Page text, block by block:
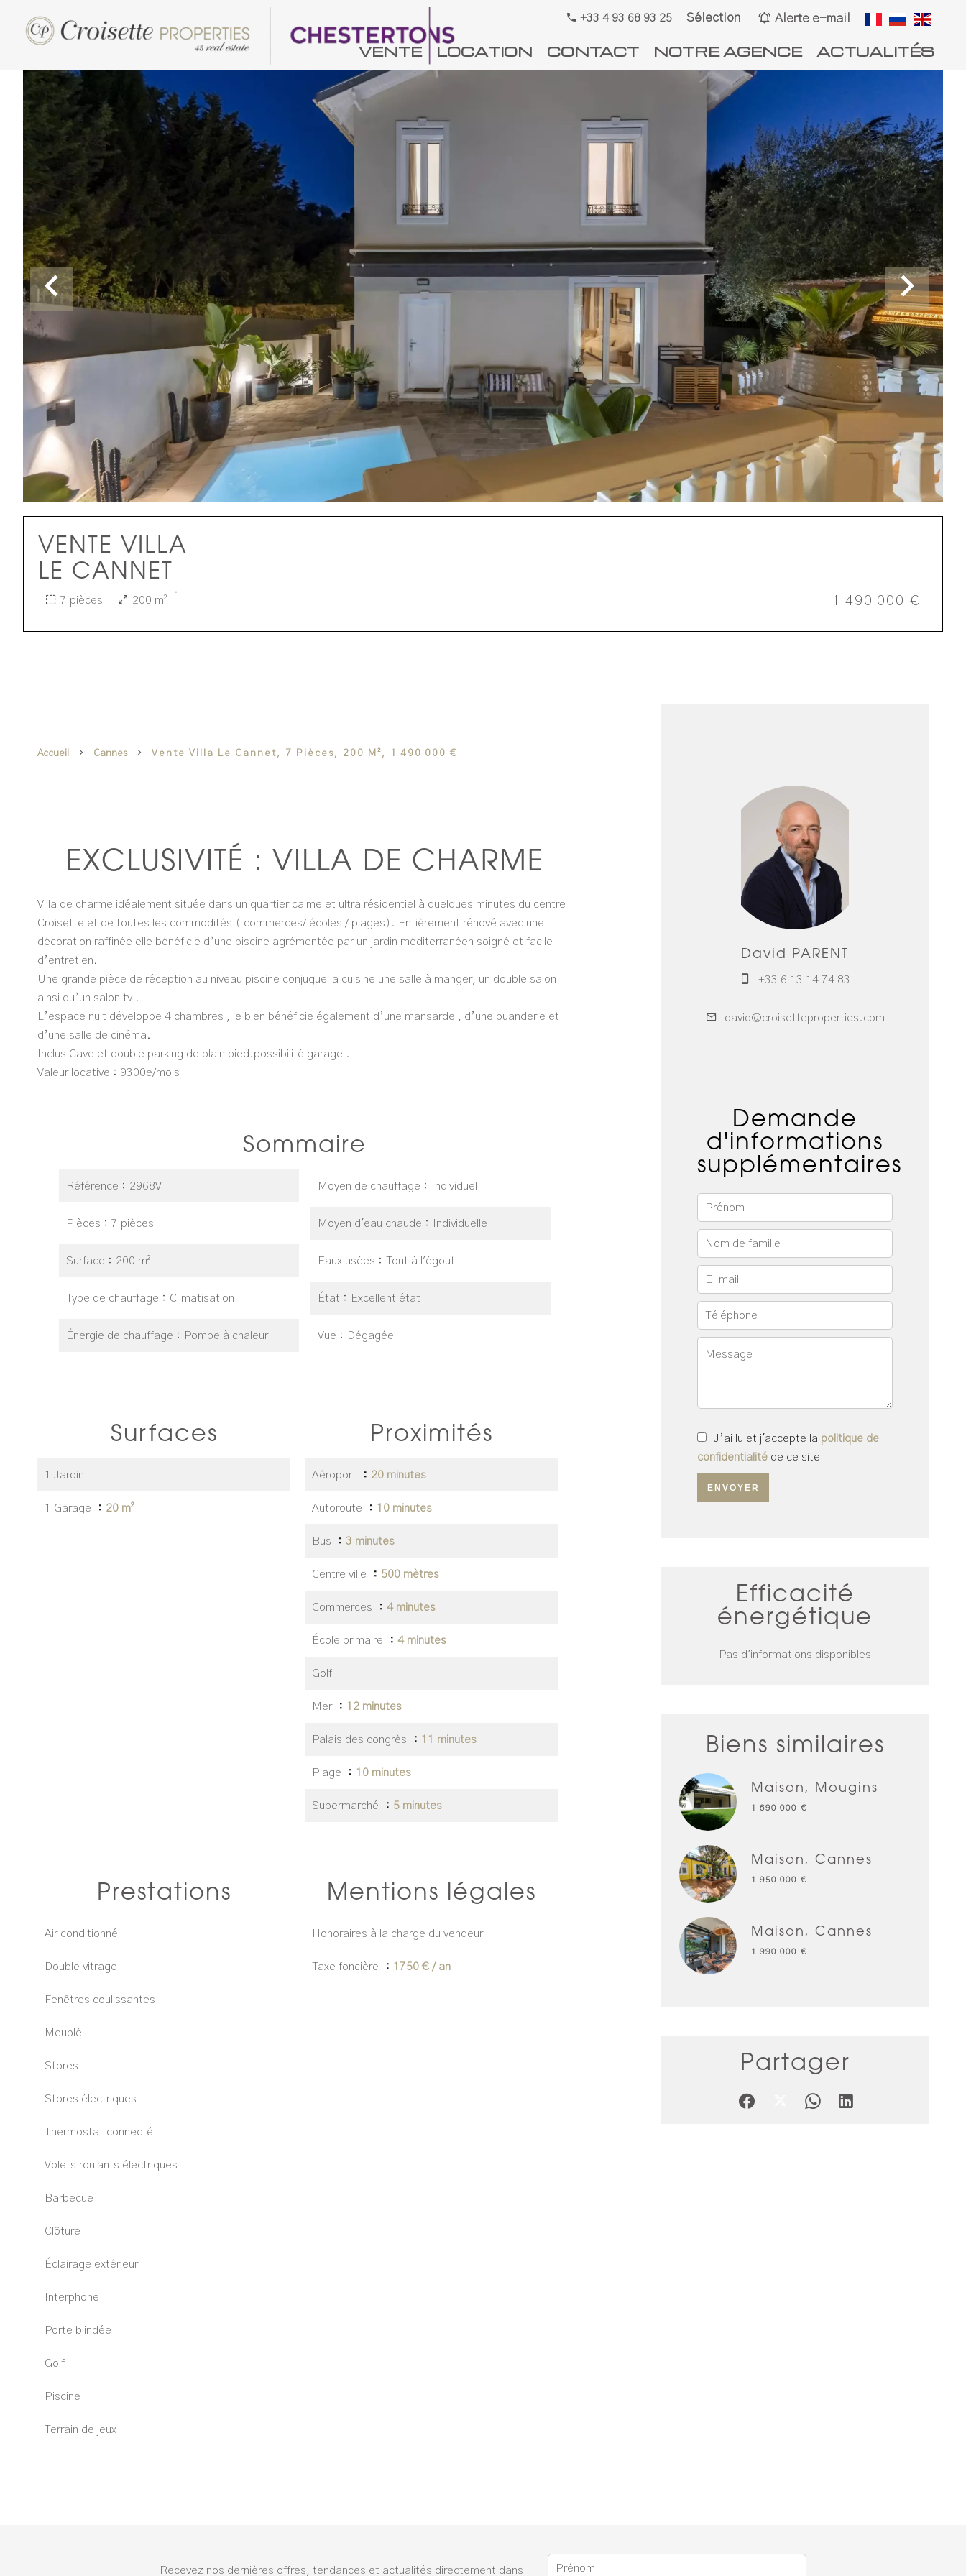
+33 4 93 68 93 25 Sélection Alerte e-mail
VENTE LOCATION CONTACT NOTRE AGENCE ACTUALITÉS
VENTE VILLA
LE CANNET
7 pièces 200 m² 1 490 000 €
·
Accueil Cannes Vente Villa Le Cannet, 7 Pièces, 200 M², 1 490 000 €
EXCLUSIVITÉ : VILLA DE CHARME
Villa de charme idéalement située dans un quartier calme et ultra résidentiel à quelques minutes du centre
Croisette et de toutes les commodités ( commerces/ écoles / plages). Entièrement rénové avec une
décoration raffinée elle bénéficie d’une piscine agrémentée par un jardin méditerranéen soigné et facile
d’entretien.
Une grande pièce de réception au niveau piscine conjugue la cuisine une salle à manger, un double salon
ainsi qu’un salon tv .
L’espace nuit développe 4 chambres , le bien bénéficie également d’une mansarde , d’une buanderie et
d’une salle de cinéma.
Inclus Cave et double parking de plain pied.possibilité garage .
Valeur locative : 9300e/mois
Sommaire
Référence 2968V
Pièces 7 pièces
Surface 200 m²
Type de chauffage Climatisation
Énergie de chauffage Pompe à chaleur
Moyen de chauffage Individuel
Moyen d'eau chaude Individuelle
Eaux usées Tout à l'égout
État Excellent état
Vue Dégagée
Surfaces
1 Jardin
1 Garage 20 m²
Proximités
Aéroport 20 minutes
Autoroute 10 minutes
Bus 3 minutes
Centre ville 500 mètres
Commerces 4 minutes
École primaire 4 minutes
Golf
Mer 12 minutes
Palais des congrès 11 minutes
Plage 10 minutes
Supermarché 5 minutes
Prestations
Air conditionné
Double vitrage
Fenêtres coulissantes
Meublé
Stores
Stores électriques
Thermostat connecté
Volets roulants électriques
Barbecue
Clôture
Éclairage extérieur
Interphone
Porte blindée
Golf
Piscine
Terrain de jeux
Mentions légales
Honoraires à la charge du vendeur
Taxe foncière 1750 € / an
David PARENT
+33 6 13 14 74 83
david@croisetteproperties.com
Demande
d'informations
supplémentaires
J’ai lu et j'accepte la politique de
confidentialité de ce site
ENVOYER
Efficacité
énergétique
Pas d'informations disponibles
Biens similaires
Maison, Mougins
1 690 000 €
Maison, Cannes
1 950 000 €
Maison, Cannes
1 990 000 €
Partager
Recevez nos dernières offres, tendances et actualités directement dans